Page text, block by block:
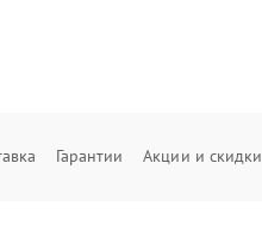
Гарантии Акции и скидки